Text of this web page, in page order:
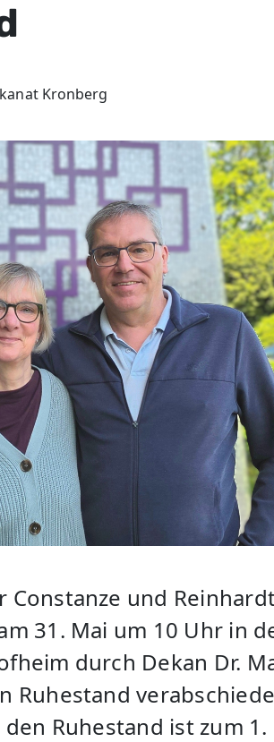
Kronberg
Constanze und
31. Mai um 10 Uhr in
durch Dekan Dr.
Ruhestand
Ruhestand ist zum 1.